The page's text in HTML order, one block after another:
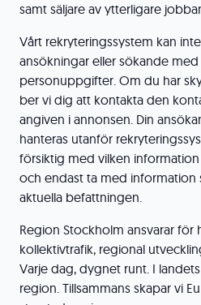
samt säljare av ytterligare
Vårt rekryteringssystem kan
ansökningar eller sökande
personuppgifter. Om du har
ber vi dig att kontakta den
angiven i annonsen. Din
hanteras utanför
försiktig med vilken
och endast ta med information
aktuella befattningen.
Region Stockholm ansvarar för
kollektivtrafik, regional
Varje dag, dygnet runt. I
region. Tillsammans skapar vi